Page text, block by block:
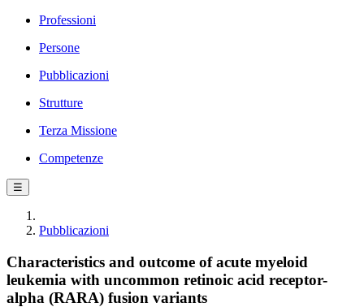
Professioni
Persone
Pubblicazioni
Strutture
Terza Missione
Competenze
☰
Pubblicazioni
Characteristics and outcome of acute myeloid
leukemia with uncommon retinoic acid receptor-
alpha (RARA) fusion variants